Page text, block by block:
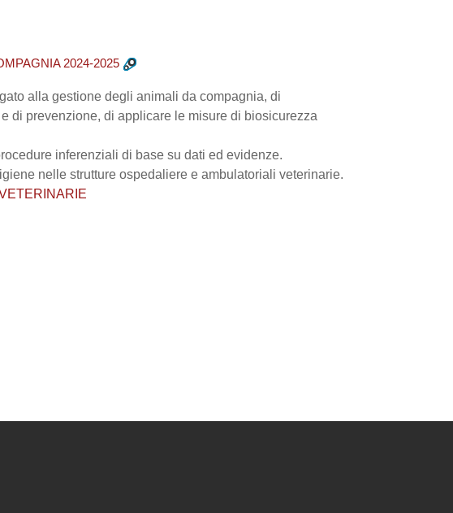
2024-2025
alla gestione degli animali da compagnia, di
di prevenzione, di applicare le misure di biosicurezza
inferenziali di base su dati ed evidenze.
nelle strutture ospedaliere e ambulatoriali veterinarie.